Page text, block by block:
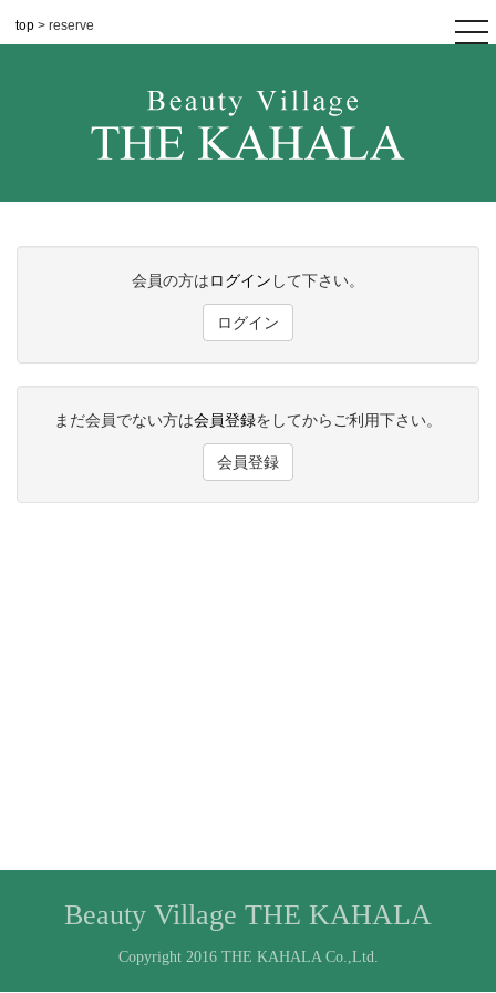
top > reserve
会員の方はログイン して下さい。
ログイン
まだ会員でない方は会員登録をしてからご利用下さい。
会員登録
Beauty Village THE KAHALA
Copyright 2016 THE KAHALA Co.,Ltd.